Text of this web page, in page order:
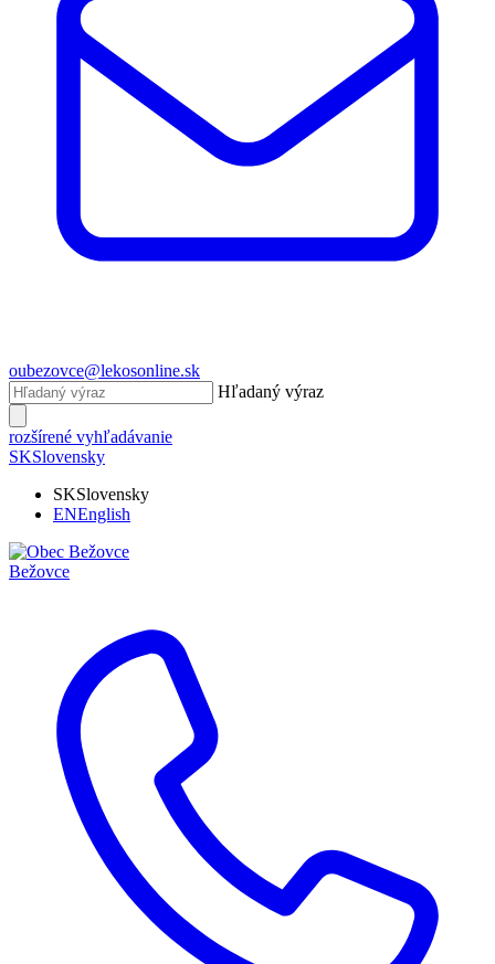
oubezovce@lekosonline.sk
Hľadaný výraz
rozšírené vyhľadávanie
SKSlovensky
SKSlovensky
ENEnglish
Bežovce